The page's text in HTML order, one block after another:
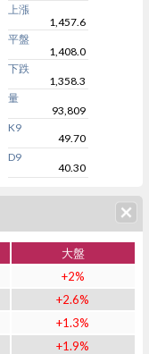
上漲
1,457.6
平盤
1,408.0
下跌
1,358.3
量
93,809
K9
49.70
D9
40.30
大盤
+2%
+2.6%
+1.3%
+1.9%